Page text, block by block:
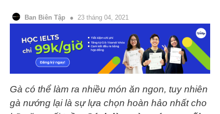
Ban Biên Tập 23 tháng 04, 2021
Gà có thể làm ra nhiều món ăn ngon, tuy nhiên
gà nướng lại là sự lựa chọn hoàn hảo nhất cho